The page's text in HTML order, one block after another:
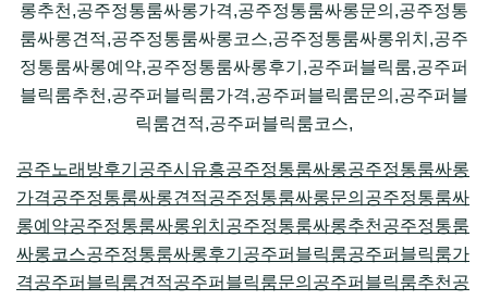
롱추천,공주정통룸싸롱가격,공주정통룸싸롱문의,공주정통
룸싸롱견적,공주정통룸싸롱코스,공주정통룸싸롱위치,공주
정통룸싸롱예약,공주정통룸싸롱후기,공주퍼블릭룸,공주퍼
블릭룸추천,공주퍼블릭룸가격,공주퍼블릭룸문의,공주퍼블
릭룸견적,공주퍼블릭룸코스,
공주노래방후기 공주시유흥공주정통룸싸롱공주정통룸싸롱
가격공주정통룸싸롱견적공주정통룸싸롱문의 공주정통룸싸
롱예약공주정통룸싸롱위치 공주정통룸싸롱추천 공주정통룸
싸롱코스공주정통룸싸롱후기 공주퍼블릭룸공주퍼블릭룸가
격공주퍼블릭룸견적공주퍼블릭룸문의 공주퍼블릭룸추천 공